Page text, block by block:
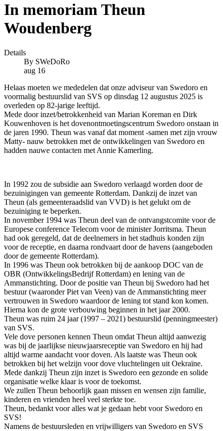
In memoriam Theun
Woudenberg
Details
By SWeDoRo
aug 16
Helaas moeten we mededelen dat onze adviseur van Swedoro en
voormalig bestuurslid van SVS op dinsdag 12 augustus 2025 is
overleden op 82-jarige leeftijd.
Mede door inzet/betrokkenheid van Marian Koreman en Dirk
Kouwenhoven is het dovenontmoetingscentrum Swedoro onstaan in
de jaren 1990. Theun was vanaf dat moment -samen met zijn vrouw
Matty- nauw betrokken met de ontwikkelingen van Swedoro en
hadden nauwe contacten met Annie Kamerling.
In 1992 zou de subsidie aan Swedoro verlaagd worden door de
bezuinigingen van gemeente Rotterdam. Dankzij de inzet van
Theun (als gemeenteraadslid van VVD) is het gelukt om de
bezuiniging te beperken.
In november 1994 was Theun deel van de ontvangstcomite voor de
Europese conference Telecom voor de minister Jorritsma. Theun
had ook geregeld, dat de deelnemers in het stadhuis konden zijn
voor de receptie, en daarna rondvaart door de havens (aangeboden
door de gemeente Rotterdam).
In 1996 was Theun ook betrokken bij de aankoop DOC van de
OBR (OntwikkelingsBedrijf Rotterdam) en lening van de
Ammanstichting. Door de positie van Theun bij Swedoro had het
bestuur (waaronder Piet van Veen) van de Ammanstichting meer
vertrouwen in Swedoro waardoor de lening tot stand kon komen.
Hierna kon de grote verbouwing beginnen in het jaar 2000.
Theun was ruim 24 jaar (1997 – 2021) bestuurslid (penningmeester)
van SVS.
Vele dove personen kennen Theun omdat Theun altijd aanwezig
was bij de jaarlijkse nieuwjaarsreceptie van Swedoro en hij had
altijd warme aandacht voor doven. Als laatste was Theun ook
betrokken bij het welzijn voor dove vluchtelingen uit Oekraïne.
Mede dankzij Theun zijn inzet is Swedoro een gezonde en solide
organisatie welke klaar is voor de toekomst.
We zullen Theun behoorlijk gaan missen en wensen zijn familie,
kinderen en vrienden heel veel sterkte toe.
Theun, bedankt voor alles wat je gedaan hebt voor Swedoro en
SVS!
Namens de bestuursleden en vrijwilligers van Swedoro en SVS